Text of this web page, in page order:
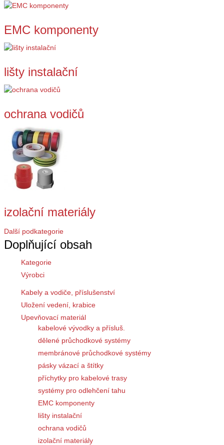
EMC komponenty
lišty instalační
ochrana vodičů
izolační materiály
Další podkategorie
Doplňující obsah
Kategorie
Výrobci
Kabely a vodiče, příslušenství
Uložení vedení, krabice
Upevňovací materiál
kabelové vývodky a přísluš.
dělené průchodkové systémy
membránové průchodkové systémy
pásky vázací a štítky
příchytky pro kabelové trasy
systémy pro odlehčení tahu
EMC komponenty
lišty instalační
ochrana vodičů
izolační materiály